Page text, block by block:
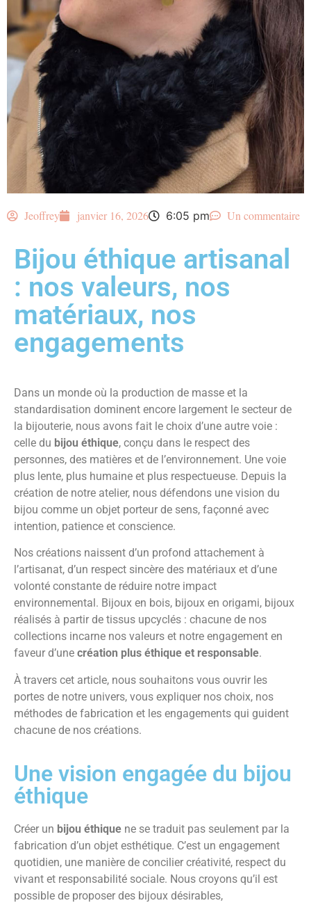
Jeoffrey janvier 16, 2026 6:05 pm Un commentaire
Bijou éthique artisanal
: nos valeurs, nos
matériaux, nos
engagements
Dans un monde où la production de masse et la
standardisation dominent encore largement le secteur de
la bijouterie, nous avons fait le choix d’une autre voie :
celle du bijou éthique, conçu dans le respect des
personnes, des matières et de l’environnement. Une voie
plus lente, plus humaine et plus respectueuse. Depuis la
création de notre atelier, nous défendons une vision du
bijou comme un objet porteur de sens, façonné avec
intention, patience et conscience.
Nos créations naissent d’un profond attachement à
l’artisanat, d’un respect sincère des matériaux et d’une
volonté constante de réduire notre impact
environnemental. Bijoux en bois, bijoux en origami, bijoux
réalisés à partir de tissus upcyclés : chacune de nos
collections incarne nos valeurs et notre engagement en
faveur d’une création plus éthique et responsable.
À travers cet article, nous souhaitons vous ouvrir les
portes de notre univers, vous expliquer nos choix, nos
méthodes de fabrication et les engagements qui guident
chacune de nos créations.
Une vision engagée du bijou
éthique
Créer un bijou éthique ne se traduit pas seulement par la
fabrication d’un objet esthétique. C’est un engagement
quotidien, une manière de concilier créativité, respect du
vivant et responsabilité sociale. Nous croyons qu’il est
possible de proposer des bijoux désirables,